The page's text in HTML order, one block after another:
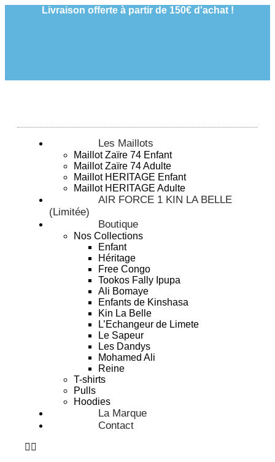
Livraison offerte à partir de 150€ d'achat !
Les Maillots
Maillot Zaïre 74 Enfant
Maillot Zaïre 74 Adulte
Maillot HERITAGE Enfant
Maillot HERITAGE Adulte
AIR FORCE 1 KIN LA BELLE
(Limitée)
Boutique
Nos Collections
Enfant
Héritage
Free Congo
Tookos Fally Ipupa
Ali Bomaye
Enfants de Kinshasa
Kin La Belle
L’Echangeur de Limete
Le Sapeur
Les Dandys
Mohamed Ali
Reine
T-shirts
Pulls
Hoodies
La Marque
Contact